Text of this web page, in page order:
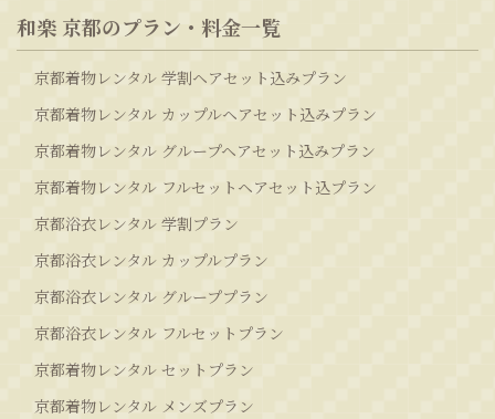
和楽 京都のプラン・料金一覧
京都着物レンタル 学割ヘアセット込みプラン
京都着物レンタル カップルヘアセット込みプラン
京都着物レンタル グループヘアセット込みプラン
京都着物レンタル フルセットヘアセット込プラン
京都浴衣レンタル 学割プラン
京都浴衣レンタル カップルプラン
京都浴衣レンタル グループプラン
京都浴衣レンタル フルセットプラン
京都着物レンタル セットプラン
京都着物レンタル メンズプラン